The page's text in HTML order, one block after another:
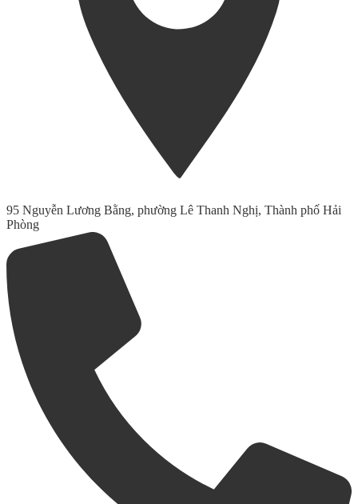
95 Nguyễn Lương Bằng, phường Lê Thanh Nghị, Thành phố Hải
Phòng